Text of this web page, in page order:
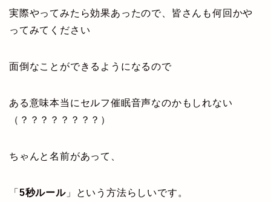
実際やってみたら効果あったので、皆さんも何回かや
ってみてください
面倒なことができるようになるので
ある意味本当にセルフ催眠音声なのかもしれない
（？？？？？？？？）
ちゃんと名前があって、
「 5秒ルール」という方法らしいです。